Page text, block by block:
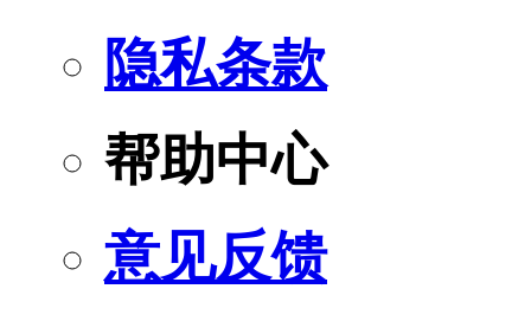
隐私条款
帮助中心
意见反馈